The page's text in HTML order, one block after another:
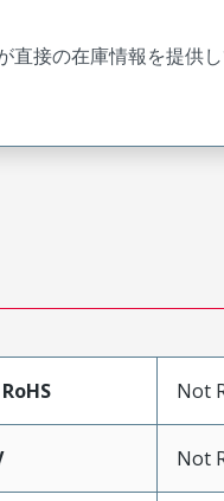
直接の在庫情報を提供
Not
Not